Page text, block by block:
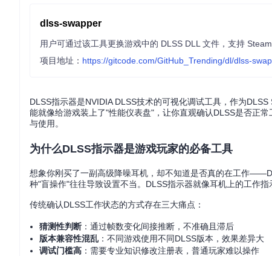
dlss-swapper
项目地址： https://gitcode.com/GitHub_Trending/dl/dlss-
DLSS指示器是NVIDIA DLSS技术的可视化调试工具，作为
能就像给游戏装上了"性能仪表盘"，让你直观确认DLSS是否正
与使用。
为什么DLSS指示器是游戏玩家的必备工具
想象你刚买了一副高级降噪耳机，却不知道是否真的在工作
种"盲操作"往往导致设置不当。DLSS指示器就像耳机上的工作
传统确认DLSS工作状态的方式存在三大痛点：
猜测性判断 ：通过帧数变化间接推断，不准确且滞后
版本兼容性混乱 ：不同游戏使用不同DLSS版本，效果差异大
调试门槛高 ：需要专业知识修改注册表，普通玩家难以操作